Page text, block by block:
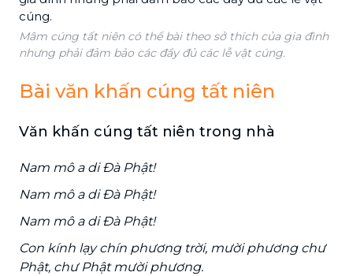
Mâm cúng tất niên có thể bài theo sở thích của gia đình
nhưng phải đảm bảo các đầy đủ các lễ vật cúng.
Bài văn khấn cúng tất niên
Văn khấn cúng tất niên trong nhà
Nam mô a di Đà Phật!
Nam mô a di Đà Phật!
Nam mô a di Đà Phật!
Con kính lạy chín phương trời, mười phương chư
Phật, chư Phật mười phương.